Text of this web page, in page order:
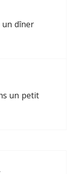
un dîner
un petit